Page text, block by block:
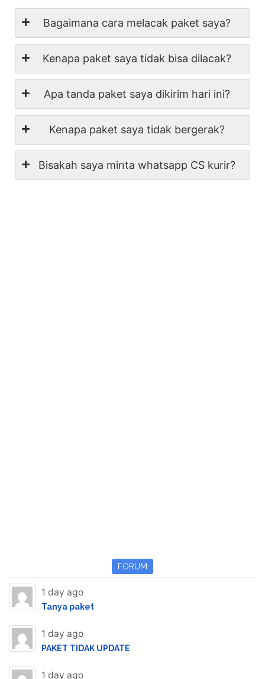
Bagaimana cara melacak paket saya?
Kenapa paket saya tidak bisa dilacak?
Apa tanda paket saya dikirim hari ini?
Kenapa paket saya tidak bergerak?
Bisakah saya minta whatsapp CS kurir?
FORUM
1 day ago
Tanya paket
1 day ago
PAKET TIDAK UPDATE
1 day ago